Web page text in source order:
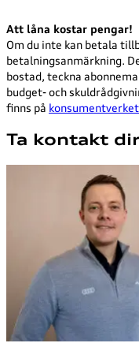
Att låna kostar pengar!
Om du inte kan betala
betalningsanmärkning.
bostad, teckna
budget- och
finns på
Ta kontakt